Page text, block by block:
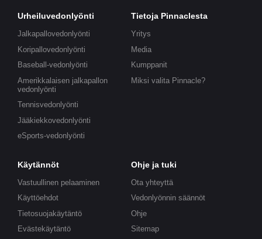
Urheiluvedonlyönti
Jalkapallovedonlyönti
Koripallovedonlyönti
Baseball-vedonlyönti
Amerikkalaisen jalkapallon
vedonlyönti
Tennisvedonlyönti
Jääkiekkovedonlyönti
eSports-vedonlyönti
Tietoja Pinnaclesta
Yritys
Media
Kumppanit
Miksi valita Pinnacle?
Käytännöt
Vastuullinen pelaaminen
Käyttöehdot
Tietosuojakäytäntö
Evästekäytäntö
Ohje ja tuki
Ota yhteyttä
Vedonlyönnin säännöt
Ohje
Sitemap